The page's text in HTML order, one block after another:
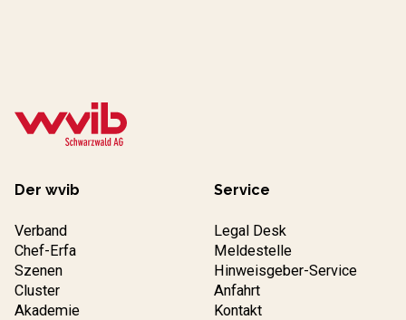
Der wvib
Verband
Chef-Erfa
Szenen
Cluster
Akademie
Service
Legal Desk
Meldestelle
Hinweisgeber-Service
Anfahrt
Kontakt